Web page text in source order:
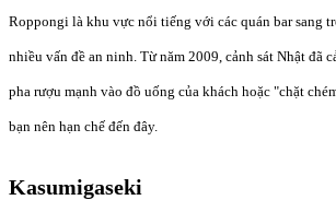
Roppongi là khu vực nổi tiếng với các quán bar sang
nhiều vấn đề an ninh. Từ năm 2009, cảnh sát Nhật đã
pha rượu mạnh vào đồ uống của khách hoặc "chặt
bạn nên hạn chế đến đây.
Kasumigaseki